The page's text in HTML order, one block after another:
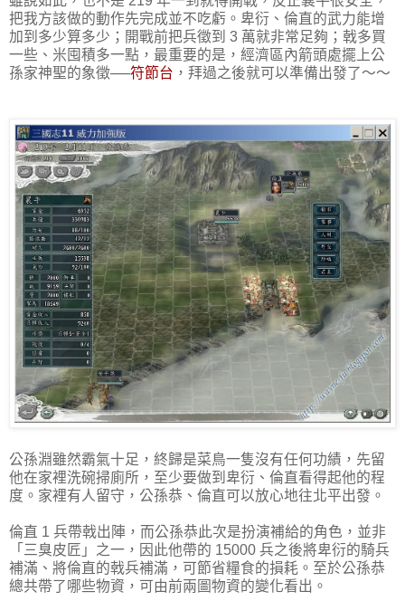
把我方該做的動作先完成並不吃虧。卑衍、倫直的武力能增
加到多少算多少；開戰前把兵徵到 3 萬就非常足夠；戟多買
一些、米囤積多一點，最重要的是，經濟區內箭頭處擺上公
孫家神聖的象徵──符節台 ，拜過之後就可以準備出發了～～
公孫淵雖然霸氣十足，終歸是菜鳥一隻沒有任何功績，先留
他在家裡洗碗掃廁所，至少要做到卑衍、倫直看得起他的程
度。家裡有人留守，公孫恭、倫直可以放心地往北平出發。
倫直 1 兵帶戟出陣，而公孫恭此次是扮演補給的角色，並非
「三臭皮匠」之一，因此他帶的 15000 兵之後將卑衍的騎兵
補滿、將倫直的戟兵補滿，可節省糧食的損耗。至於公孫恭
總共帶了哪些物資，可由前兩圖物資的變化看出。